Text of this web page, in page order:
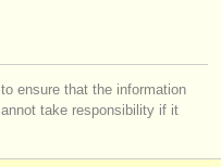
continue.
ensure that the information
take responsibility if it